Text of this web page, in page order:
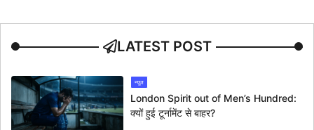
LATEST POST
न्यूज
London Spirit out of Men’s Hundred:
क्यों हुई टूर्नामेंट से बाहर?